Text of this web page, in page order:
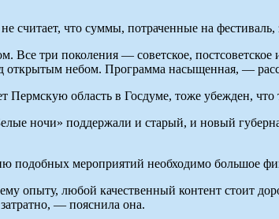
считает, что суммы, потраченные на
три поколения — советское,
открытым небом. Программа насыщенная, —
Пермскую область в Госдуме, тоже убежден,
ночи» поддержали и старый, и новый
подобных мероприятий необходимо большое
опыту, любой качественный контент стоит
— пояснила она.